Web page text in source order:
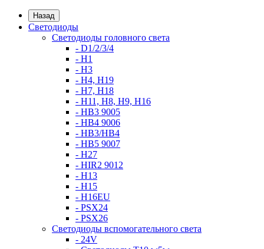
Назад
Светодиоды
Светодиоды головного света
- D1/2/3/4
- H1
- H3
- H4, H19
- H7, H18
- H11, H8, H9, H16
- HB3 9005
- HB4 9006
- HB3/HB4
- HB5 9007
- H27
- HIR2 9012
- H13
- H15
- H16EU
- PSX24
- PSX26
Светодиоды вспомогательного света
- 24V